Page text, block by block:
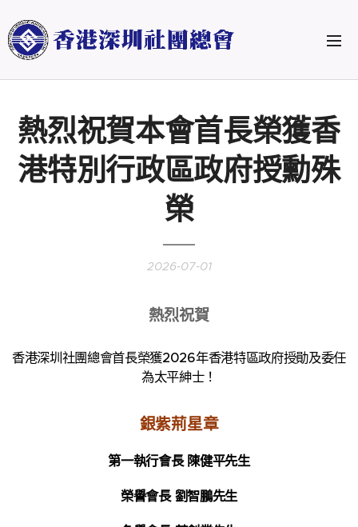
熱烈祝賀本會首長榮獲香
港特別行政區政府授勳殊
榮
2026-07-01
熱烈祝賀
香港深圳社團總會首長榮獲2026年香港特區政府授勛及委任
為太平紳士！
銀紫荊星章
第一執行會長 陳健平先生
榮譽會長 劉智鵬先生